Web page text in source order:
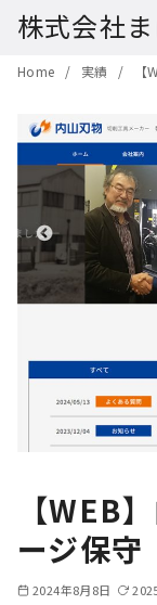
株式会社
Home 実績
【WEB
ージ保守
2024年8月8日